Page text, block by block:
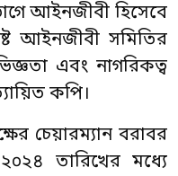
আইনজীবী হিসেবে
আইনজীবী সমিতির
এবং নাগরিকত্ব
কপি।
চেয়ারম্যান বরাবর
তারিখের মধ্যে